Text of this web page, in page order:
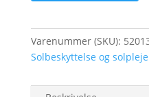
200ml
antal
Varenummer (SKU):
Solbeskyttelse og solpleje